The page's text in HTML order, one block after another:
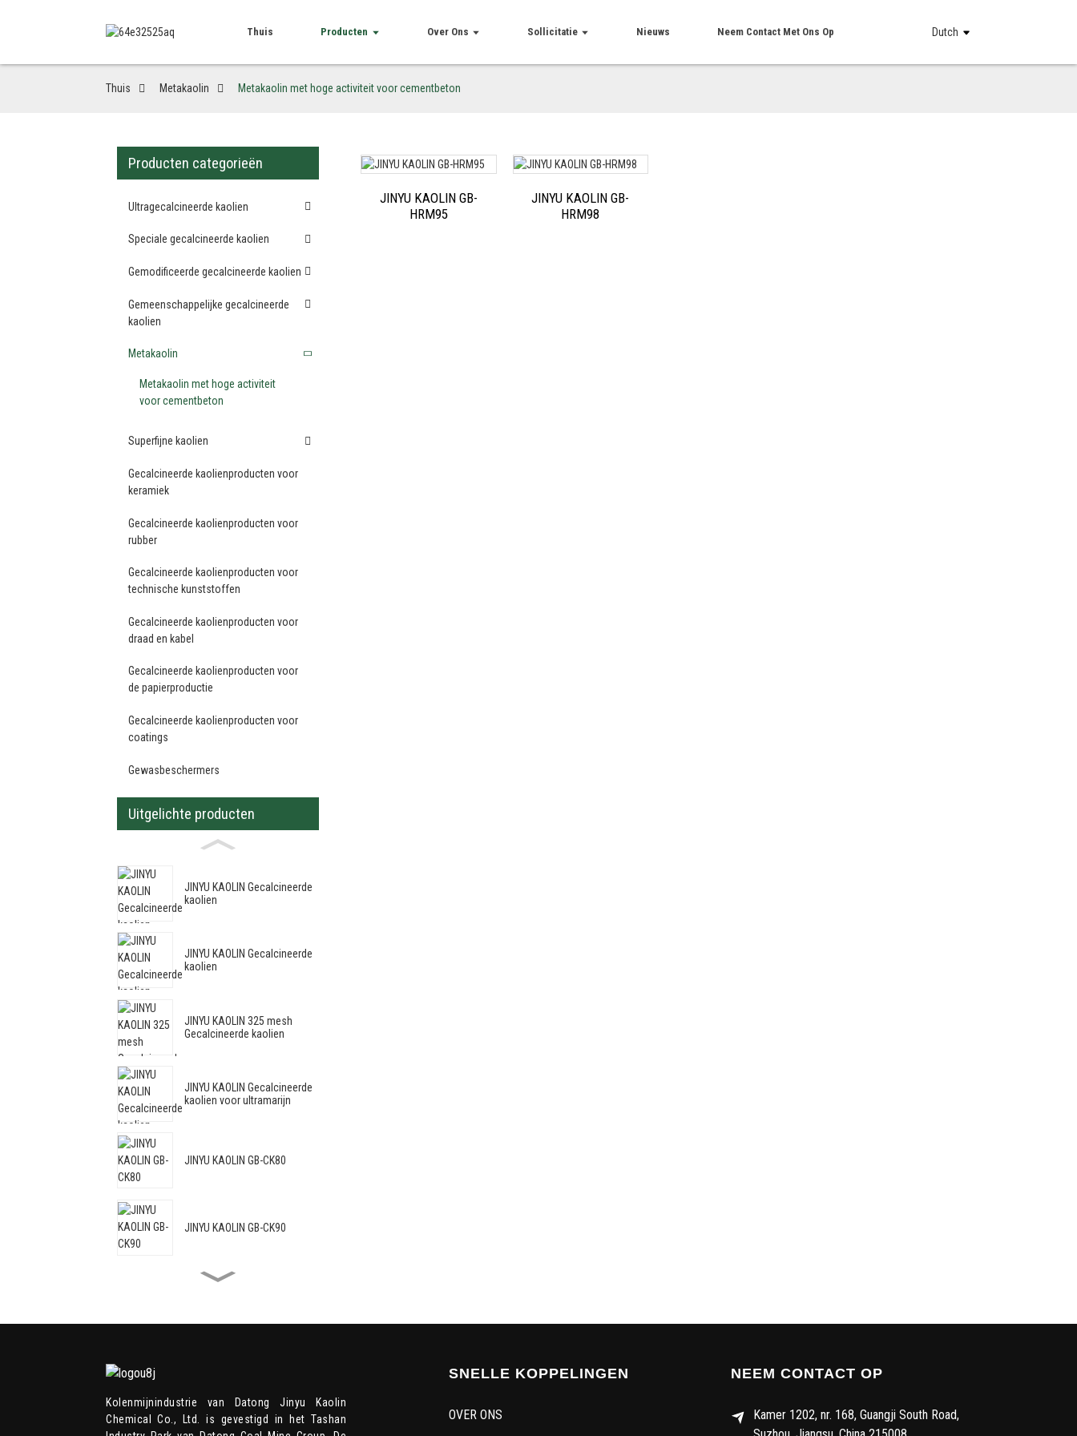
Thuis Producten Over Ons Sollicitatie Nieuws Neem Contact Met Ons Op Dutch
Thuis Metakaolin Metakaolin met hoge activiteit voor cementbeton
Producten categorieën
Ultragecalcineerde kaolien
Speciale gecalcineerde kaolien
Gemodificeerde gecalcineerde kaolien
Gemeenschappelijke gecalcineerde
kaolien
Metakaolin
Metakaolin met hoge activiteit
voor cementbeton
Superfijne kaolien
Gecalcineerde kaolienproducten voor
keramiek
Gecalcineerde kaolienproducten voor
rubber
Gecalcineerde kaolienproducten voor
technische kunststoffen
Gecalcineerde kaolienproducten voor
draad en kabel
Gecalcineerde kaolienproducten voor
de papierproductie
Gecalcineerde kaolienproducten voor
coatings
Gewasbeschermers
Uitgelichte producten
JINYU KAOLIN Gecalcineerde
kaolien
JINYU KAOLIN Gecalcineerde
kaolien
JINYU KAOLIN 325 mesh
Gecalcineerde kaolien
JINYU KAOLIN Gecalcineerde
kaolien voor ultramarijn
JINYU KAOLIN GB-CK80
JINYU KAOLIN GB-CK90
JINYU KAOLIN GB-HRM98
JINYU KAOLIN GB-
HRM95
JINYU KAOLIN GB-
HRM98
Kolenmijnindustrie van Datong Jinyu Kaolin
Chemical Co., Ltd. is gevestigd in het Tashan
SNELLE KOPPELINGEN
OVER ONS
NEEM CONTACT OP
Kamer 1202, nr. 168, Guangji South Road,